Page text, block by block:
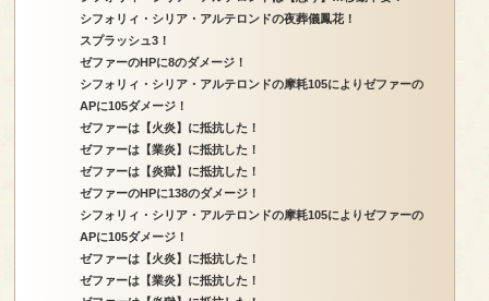
シフォリィ・シリア・アルテロンドの夜葬儀鳳花！
スプラッシュ3！
ゼファーのHPに8のダメージ！
シフォリィ・シリア・アルテロンドの摩耗105によりゼファーの
APに105ダメージ！
ゼファーは【火炎】に抵抗した！
ゼファーは【業炎】に抵抗した！
ゼファーは【炎獄】に抵抗した！
ゼファーのHPに138のダメージ！
シフォリィ・シリア・アルテロンドの摩耗105によりゼファーの
APに105ダメージ！
ゼファーは【火炎】に抵抗した！
ゼファーは【業炎】に抵抗した！